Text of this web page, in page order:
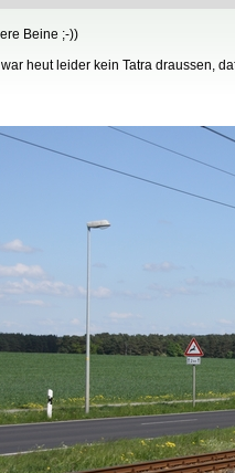
Beine ;-))
heut leider kein Tatra draussen,